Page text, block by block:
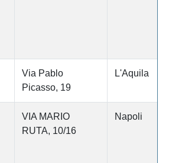
Via Pablo
Picasso, 19
L'Aquila
VIA MARIO
RUTA, 10/16
Napoli